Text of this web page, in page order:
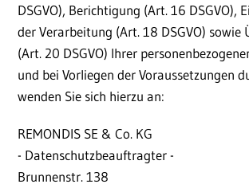
DSGVO), Berichtigung (Art. 16 DSGVO),
der Verarbeitung (Art. 18 DSGVO) sowie
(Art. 20 DSGVO) Ihrer
und bei Vorliegen der Voraussetzungen
wenden Sie sich hierzu an:
REMONDIS SE & Co. KG
- Datenschutzbeauftragter -
Brunnenstr. 138